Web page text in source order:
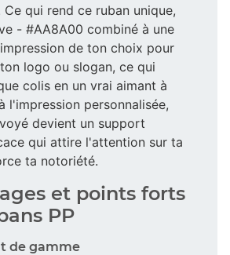
Ce qui rend ce ruban unique,
- #AA8A00 combiné à une
de ton choix pour
logo ou slogan, ce qui
colis en un vrai aimant à
l'impression personnalisée,
devient un support
qui attire l'attention sur ta
ta notoriété.
et points forts
PP
de gamme